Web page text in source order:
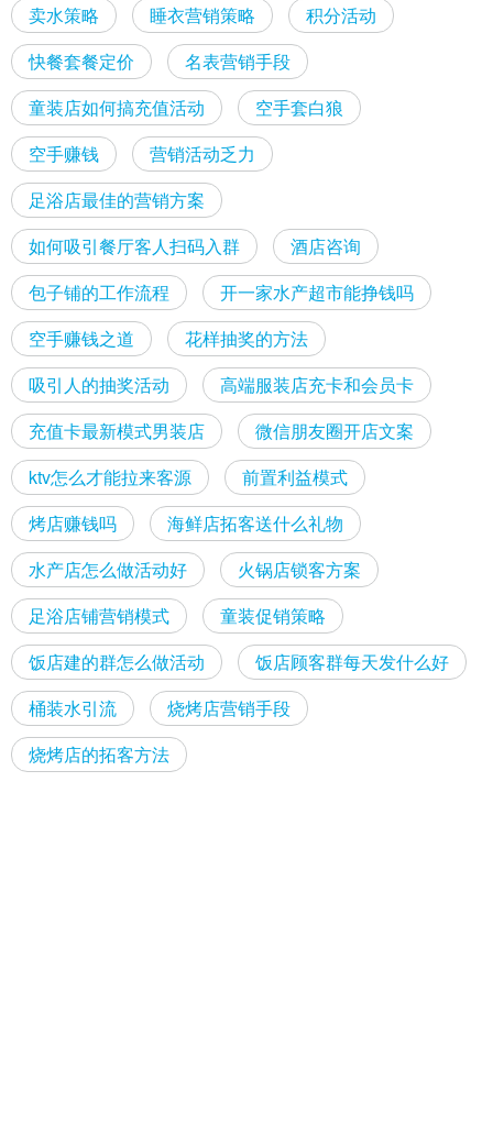
卖水策略
睡衣营销策略
积分活动
快餐套餐定价
名表营销手段
童装店如何搞充值活动
空手套白狼
空手赚钱
营销活动乏力
足浴店最佳的营销方案
如何吸引餐厅客人扫码入群
酒店咨询
包子铺的工作流程
开一家水产超市能挣钱吗
空手赚钱之道
花样抽奖的方法
吸引人的抽奖活动
高端服装店充卡和会员卡
充值卡最新模式男装店
微信朋友圈开店文案
ktv怎么才能拉来客源
前置利益模式
烤店赚钱吗
海鲜店拓客送什么礼物
水产店怎么做活动好
火锅店锁客方案
足浴店铺营销模式
童装促销策略
饭店建的群怎么做活动
饭店顾客群每天发什么好
桶装水引流
烧烤店营销手段
烧烤店的拓客方法